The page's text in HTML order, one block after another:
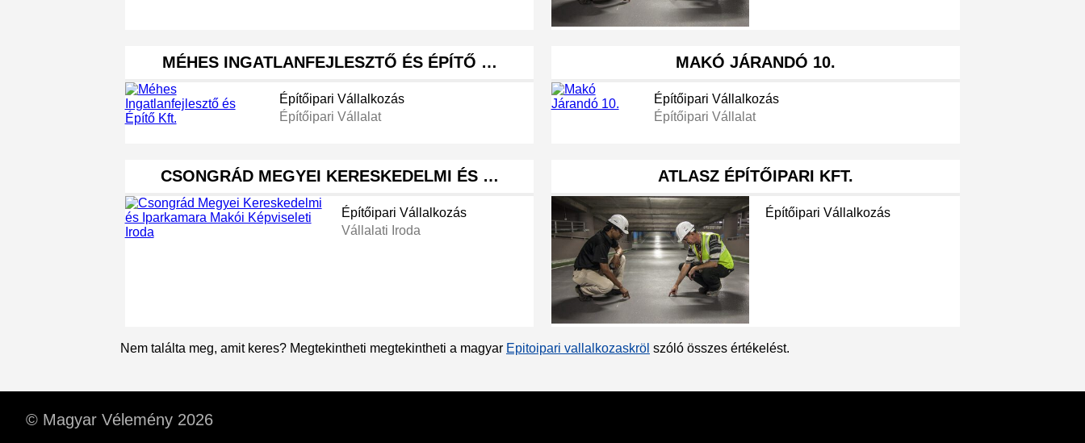
MÉHES INGATLANFEJLESZTŐ ÉS ÉPÍTŐ …
Építőipari Vállalkozás
Építőipari Vállalat
MAKÓ JÁRANDÓ 10.
Építőipari Vállalkozás
Építőipari Vállalat
CSONGRÁD MEGYEI KERESKEDELMI ÉS …
Építőipari Vállalkozás
Vállalati Iroda
ATLASZ ÉPÍTŐIPARI KFT.
Építőipari Vállalkozás
Nem találta meg, amit keres? Megtekintheti megtekintheti a magyar Epitoipari vallalkozaskröl szóló összes értékelést.
© Magyar Vélemény 2026